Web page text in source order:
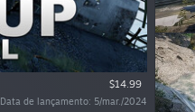
$14.99
Data de lançamento: 5/mar./2024